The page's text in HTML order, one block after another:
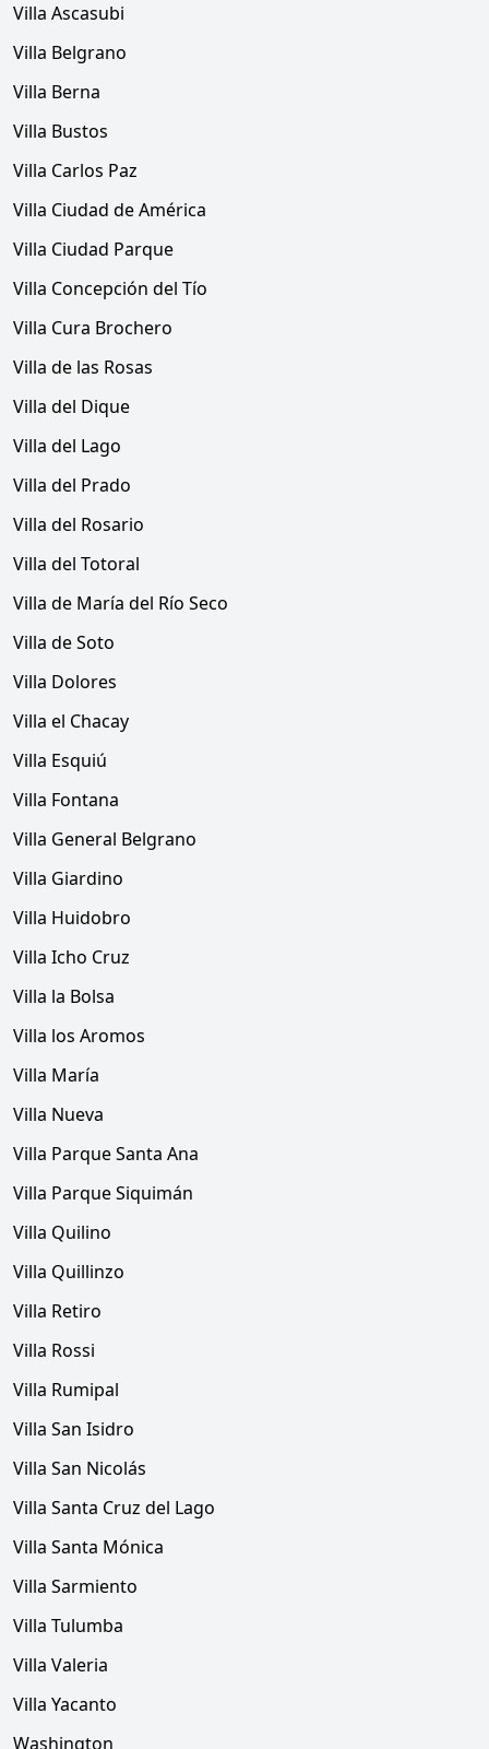
Villa Ascasubi
Villa Belgrano
Villa Berna
Villa Bustos
Villa Carlos Paz
Villa Ciudad de América
Villa Ciudad Parque
Villa Concepción del Tío
Villa Cura Brochero
Villa de las Rosas
Villa del Dique
Villa del Lago
Villa del Prado
Villa del Rosario
Villa del Totoral
Villa de María del Río Seco
Villa de Soto
Villa Dolores
Villa el Chacay
Villa Esquiú
Villa Fontana
Villa General Belgrano
Villa Giardino
Villa Huidobro
Villa Icho Cruz
Villa la Bolsa
Villa los Aromos
Villa María
Villa Nueva
Villa Parque Santa Ana
Villa Parque Siquimán
Villa Quilino
Villa Quillinzo
Villa Retiro
Villa Rossi
Villa Rumipal
Villa San Isidro
Villa San Nicolás
Villa Santa Cruz del Lago
Villa Santa Mónica
Villa Sarmiento
Villa Tulumba
Villa Valeria
Villa Yacanto
Washington